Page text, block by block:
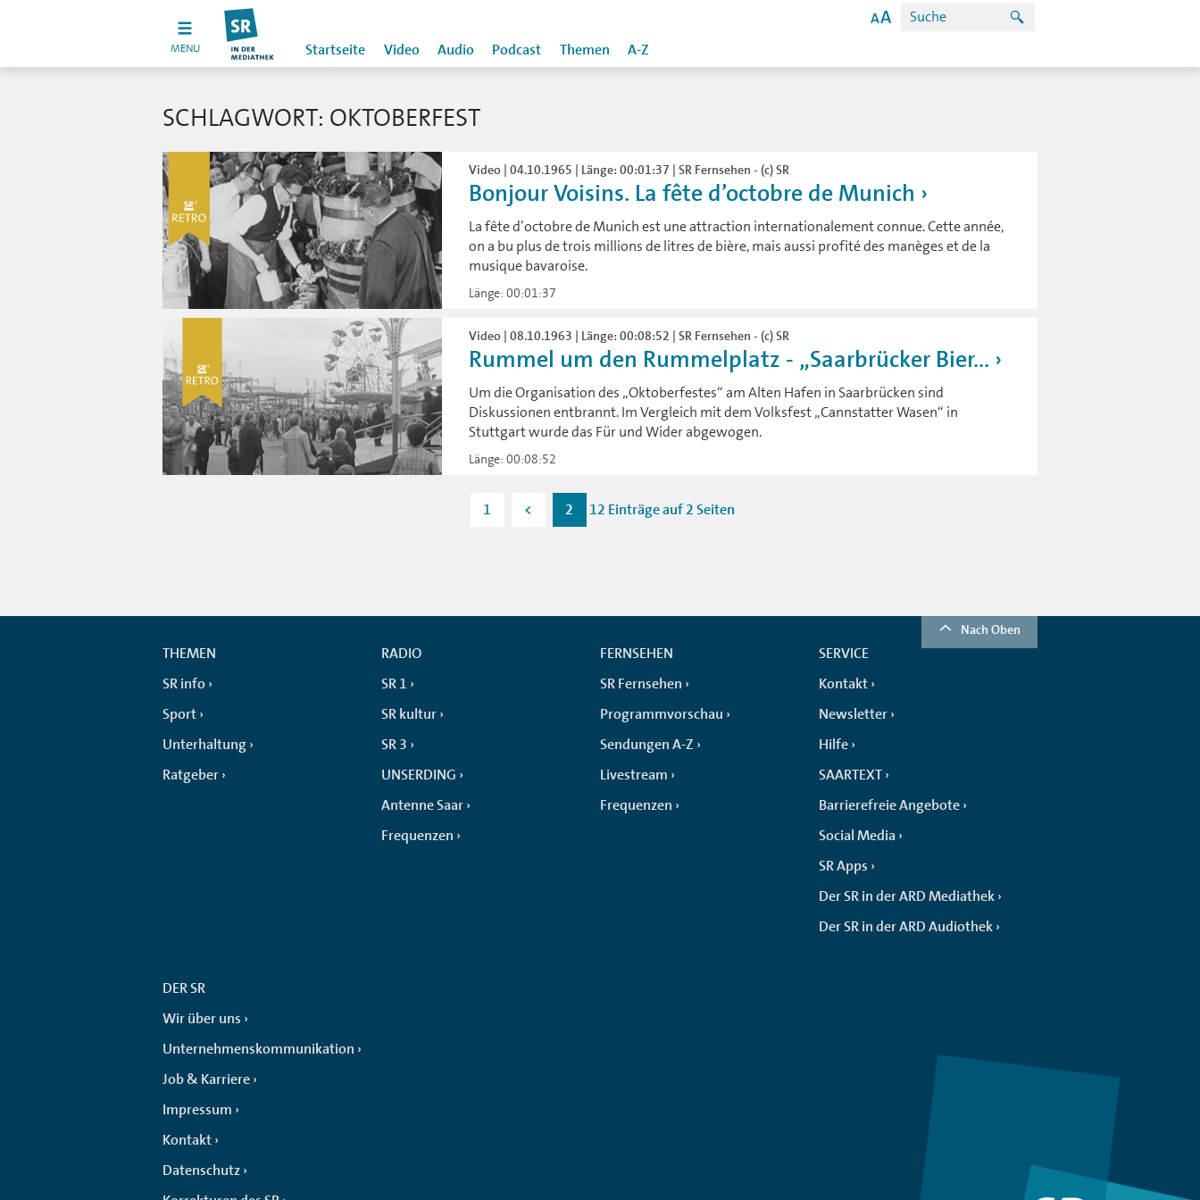
MENU Startseite Video Audio Podcast Themen A-Z
SCHLAGWORT: OKTOBERFEST
Video | 04.10.1965 | Länge: 00:01:37 | SR Fernsehen - (c) SR
Bonjour Voisins. La fête d’octobre de Munich
La fête d’octobre de Munich est une attraction internationalement connue. Cette année,
on a bu plus de trois millions de litres de bière, mais aussi profité des manèges et de la
musique bavaroise.
Länge: 00:01:37
Video | 08.10.1963 | Länge: 00:08:52 | SR Fernsehen - (c) SR
Rummel um den Rummelplatz - „Saarbrücker Bier...
Um die Organisation des „Oktoberfestes“ am Alten Hafen in Saarbrücken sind
Diskussionen entbrannt. Im Vergleich mit dem Volksfest „Cannstatter Wasen“ in
Stuttgart wurde das Für und Wider abgewogen.
Länge: 00:08:52
1 < 2 12 Einträge auf 2 Seiten
Nach Oben
THEMEN
SR info
Sport
Unterhaltung
Ratgeber
RADIO
SR 1
SR kultur
SR 3
UNSERDING
Antenne Saar
Frequenzen
FERNSEHEN
SR Fernsehen
Programmvorschau
Sendungen A-Z
Livestream
Frequenzen
SERVICE
Kontakt
Newsletter
Hilfe
SAARTEXT
Barrierefreie Angebote
Social Media
SR Apps
Der SR in der ARD Mediathek
Der SR in der ARD Audiothek
DER SR
Wir über uns
Unternehmenskommunikation
Job & Karriere
Impressum
Kontakt
Datenschutz